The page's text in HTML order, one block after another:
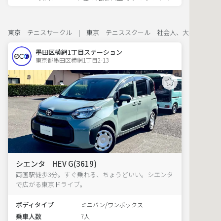
東京 テニスサークル | 東京 テニススクール 社会人、大学生、ジュ
墨田区横網1丁目ステーション
東京都墨田区横網1丁目2-13
シエンタ HEV G(3619)
両国駅徒歩3分。すぐ乗れる、ちょうどいい。シエンタ
で広がる東京ドライブ。
ボディタイプ ミニバン/ワンボックス
乗車人数 7人